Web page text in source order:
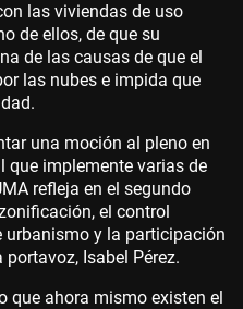
las viviendas de uso
de ellos, de que su
de las causas de que el
las nubes e impida que
una moción al pleno en
que implemente varias de
refleja en el segundo
el control
urbanismo y la participación
Isabel Pérez.
que ahora mismo existen el